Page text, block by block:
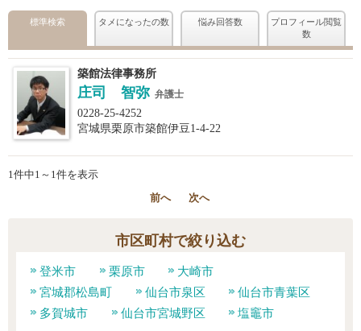
標準検索 タメになったの数 悩み回答数
プロフィール閲覧
数
築館法律事務所
庄司 智弥 弁護士
0228-25-4252
宮城県栗原市築館伊豆1-4-22
1件中1～1件を表示
前へ 次へ
市区町村で絞り込む
登米市 栗原市
大崎市
宮城郡松島町
仙台市泉区
仙台市青葉区
多賀城市
仙台市宮城野区 塩竈市